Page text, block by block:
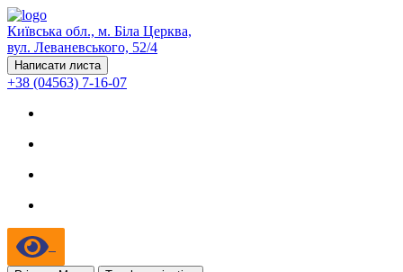
Київська обл., м. Біла Церква,
вул. Леваневського, 52/4
Написати листа
+38 (04563) 7-16-07